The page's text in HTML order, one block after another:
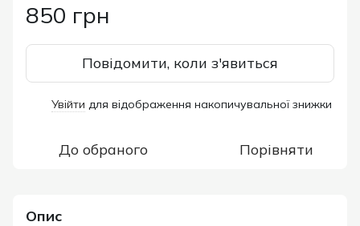
850 грн
Повідомити, коли з'явиться
Увійти для відображення накопичувальної знижки
До обраного Порівняти
Опис